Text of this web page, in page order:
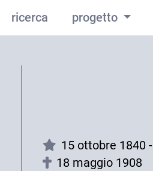
ricerca progetto
15 ottobre 1840 -
18 maggio 1908